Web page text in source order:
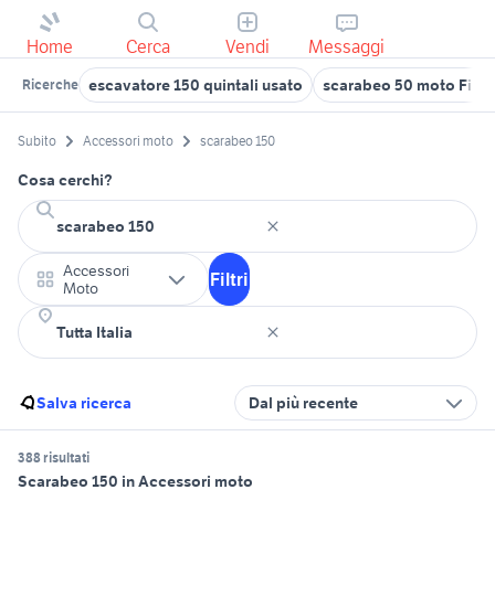
Home Cerca Vendi Messaggi
Ricerche escavatore 150 quintali usato scarabeo 50 moto
Subito Accessori moto scarabeo 150
Cosa cerchi?
Accessori
Moto
Filtri
Salva ricerca Dal più recente
388 risultati
Scarabeo 150 in Accessori moto